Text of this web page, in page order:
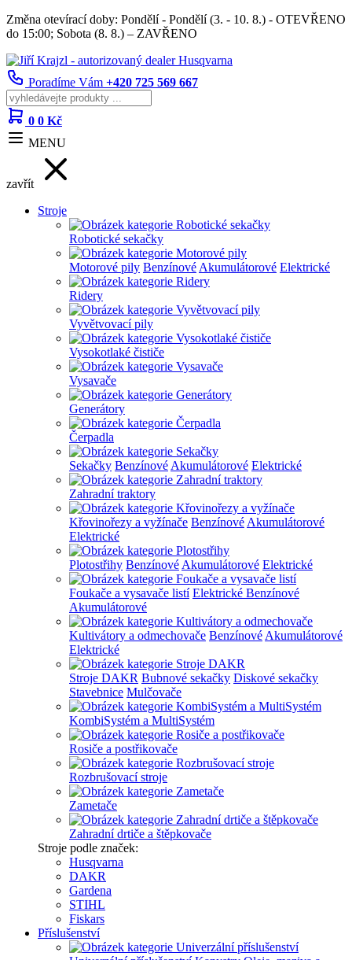
Změna otevírací doby: Pondělí - Pondělí (3. - 10. 8.) - OTEVŘENO
do 15:00; Sobota (8. 8.) – ZAVŘENO
Poradíme Vám +420 725 569 667
0 0 Kč
MENU
zavřít
Stroje
Robotické sekačky
Motorové pily Benzínové Akumulátorové Elektrické
Ridery
Vyvětvovací pily
Vysokotlaké čističe
Vysavače
Generátory
Čerpadla
Sekačky Benzínové Akumulátorové Elektrické
Zahradní traktory
Křovinořezy a vyžínače Benzínové Akumulátorové
Elektrické
Plotostřihy Benzínové Akumulátorové Elektrické
Foukače a vysavače listí Elektrické Benzínové
Akumulátorové
Kultivátory a odmechovače Benzínové Akumulátorové
Elektrické
Stroje DAKR Bubnové sekačky Diskové sekačky
Stavebnice Mulčovače
KombiSystém a MultiSystém
Rosiče a postřikovače
Rozbrušovací stroje
Zametače
Zahradní drtiče a štěpkovače
Stroje podle značek:
Husqvarna
DAKR
Gardena
STIHL
Fiskars
Příslušenství